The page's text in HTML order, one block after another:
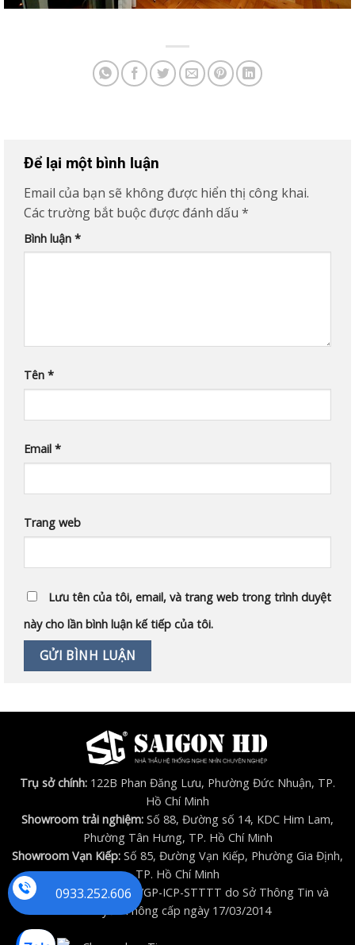
0933.252.606
Để lại một bình luận
Email của bạn sẽ không được hiển thị công khai.
Các trường bắt buộc được đánh dấu *
Bình luận *
Tên *
Email *
Trang web
Lưu tên của tôi, email, và trang web trong trình duyệt
này cho lần bình luận kế tiếp của tôi.
Trụ sở chính: 122B Phan Đăng Lưu, Phường Đức Nhuận, TP.
Hồ Chí Minh
Showroom trải nghiệm: Số 88, Đường số 14, KDC Him Lam,
Phường Tân Hưng, TP. Hồ Chí Minh
Showroom Vạn Kiếp: Số 85, Đường Vạn Kiếp, Phường Gia Định,
TP. Hồ Chí Minh
Giấy phép (ICP) số 17/GP-ICP-STTTT do Sở Thông Tin và
Truyền Thông cấp ngày 17/03/2014